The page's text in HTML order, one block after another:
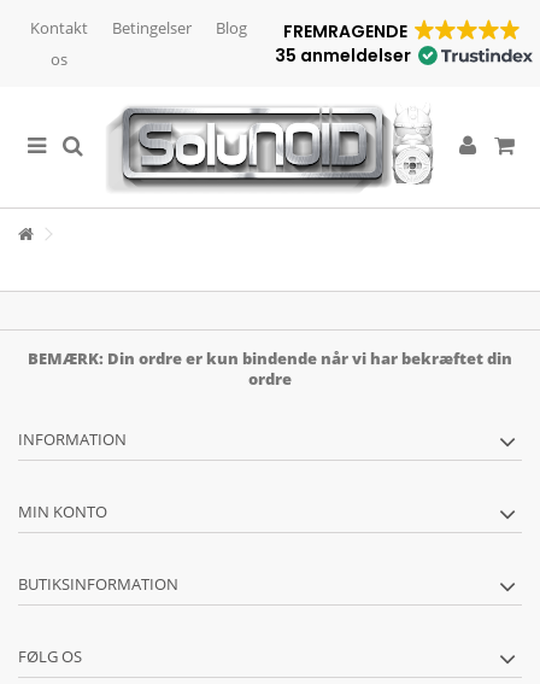
Betingelser Blog
Kontakt
os
FREMRAGENDE
35 anmeldelser
BEMÆRK: Din ordre er kun bindende når vi har bekræftet din
ordre
INFORMATION
MIN KONTO
BUTIKSINFORMATION
FØLG OS